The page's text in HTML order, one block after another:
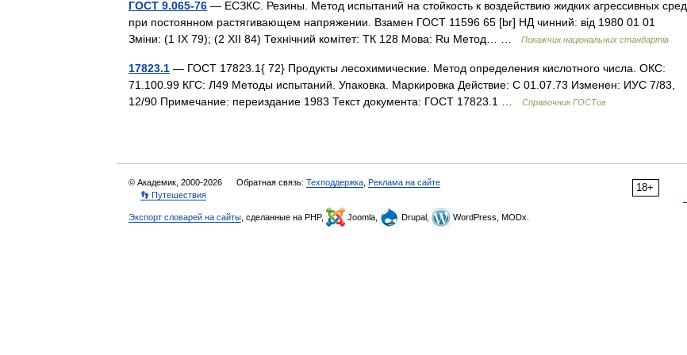
ГОСТ 9.065-76 — ЕСЗКС. Резины. Метод испытаний на стойкость к воздействию жидких агрессивных сред
при постоянном растягивающем напряжении. Взамен ГОСТ 11596 65 [br] НД чинний: від 1980 01 01
Зміни: (1 IX 79); (2 XII 84) Технічний комітет: ТК 128 Мова: Ru Метод… …
Покажчик національних стандартів
17823.1 — ГОСТ 17823.1{ 72} Продукты лесохимические. Метод определения кислотного числа. ОКС:
71.100.99 КГС: Л49 Методы испытаний. Упаковка. Маркировка Действие: С 01.07.73 Изменен: ИУС 7/83,
12/90 Примечание: переиздание 1983 Текст документа: ГОСТ 17823.1 …
Справочник ГОСТов
18+
© Академик, 2000-2026 Обратная связь: Техподдержка Реклама на сайте
👣 Путешествия
Экспорт словарей на сайты , сделанные на PHP, Joomla, Drupal, WordPress, MODx.